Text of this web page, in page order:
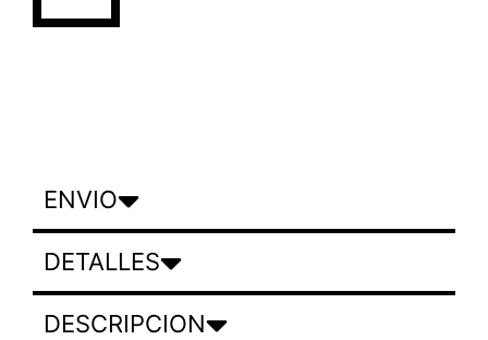
ENVIO
DETALLES
DESCRIPCION